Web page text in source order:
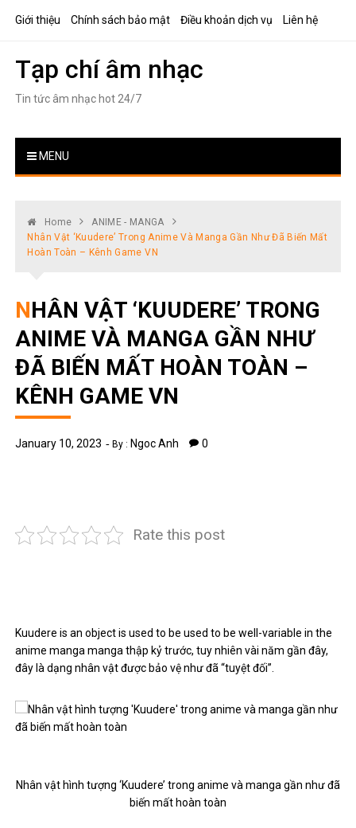
Giới thiệu Chính sách bảo mật Điều khoản dịch vụ Liên hệ
Tạp chí âm nhạc
Tin tức âm nhạc hot 24/7
MENU
Home
ANIME - MANGA
Nhân Vật ‘Kuudere’ Trong Anime Và Manga Gần Như Đã Biến Mất
Hoàn Toàn – Kênh Game VN
NHÂN VẬT ‘KUUDERE’ TRONG
ANIME VÀ MANGA GẦN NHƯ
ĐÃ BIẾN MẤT HOÀN TOÀN –
KÊNH GAME VN
January 10, 2023 By : Ngoc Anh 0
Rate this post
Kuudere is an object is used to be used to be well-variable in the
anime manga manga thập kỷ trước, tuy nhiên vài năm gần đây,
đây là dạng nhân vật được bảo vệ như đã “tuyệt đối”.
Nhân vật hình tượng ‘Kuudere’ trong anime và manga gần như đã
biến mất hoàn toàn